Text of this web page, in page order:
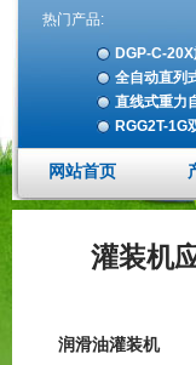
热门产品:
DGP-C-
全自动直列
直线式重力
RGG2T-1G
网站首页
灌装机
润滑油灌装机